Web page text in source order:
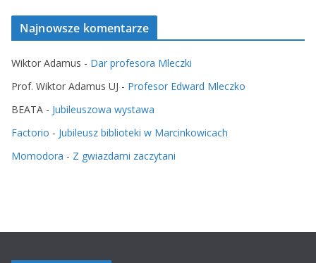
Najnowsze komentarze
Wiktor Adamus - Dar profesora Mleczki
Prof. Wiktor Adamus UJ - Profesor Edward Mleczko
BEATA - Jubileuszowa wystawa
Factorio - Jubileusz biblioteki w Marcinkowicach
Momodora - Z gwiazdami zaczytani